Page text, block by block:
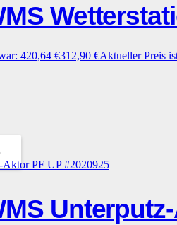
420,64 €312,90 €Aktueller Preis